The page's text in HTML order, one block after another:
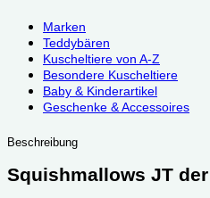
Marken
Teddybären
Kuscheltiere von A-Z
Besondere Kuscheltiere
Baby & Kinderartikel
Geschenke & Accessoires
Beschreibung
Squishmallows JT